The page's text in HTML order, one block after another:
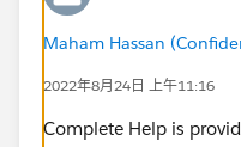
Maham Hassan
2022年8月24日 上午11:16
Complete Help is